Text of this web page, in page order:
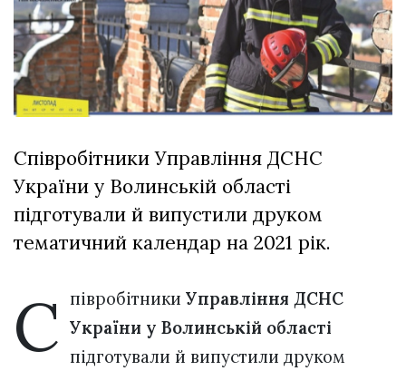
XIX
Спартакіада
VolWe...
29 Липня 2026
580 переглядів
Всі розділи
Лайф
Афіша
ZONE 18+
Політика конфіденційності
Співробітники Управління ДСНС
України у Волинській області
підготували й випустили друком
тематичний календар на 2021 рік.
С півробітникиУправління ДСНС
України у Волинській області
підготували й випустили друком